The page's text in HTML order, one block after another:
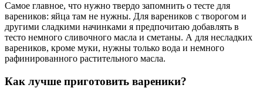
Самое главное, что нужно твердо запомнить о тесте для
вареников: яйца там не нужны. Для вареников с творогом и
другими сладкими начинками я предпочитаю добавлять в
тесто немного сливочного масла и сметаны. А для несладких
вареников, кроме муки, нужны только вода и немного
рафинированного растительного масла.
Как лучше приготовить вареники?